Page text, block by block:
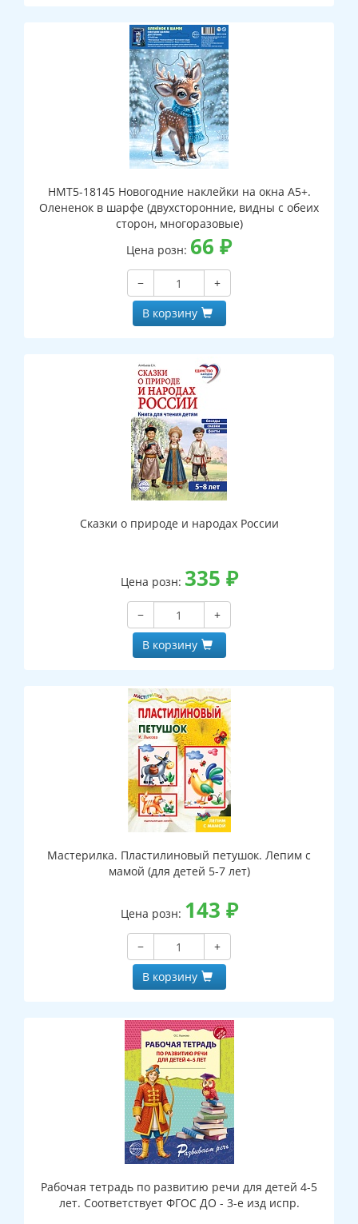
НМТ5-18145 Новогодние наклейки на окна А5+.
Олененок в шарфе (двухсторонние, видны с обеих
сторон, многоразовые)
Цена розн: 66 ₽
−
+
В корзину
Сказки о природе и народах России
Цена розн: 335 ₽
−
+
В корзину
Мастерилка. Пластилиновый петушок. Лепим с
мамой (для детей 5-7 лет)
Цена розн: 143 ₽
−
+
В корзину
Рабочая тетрадь по развитию речи для детей 4-5
лет. Соответствует ФГОС ДО - 3-е изд испр.